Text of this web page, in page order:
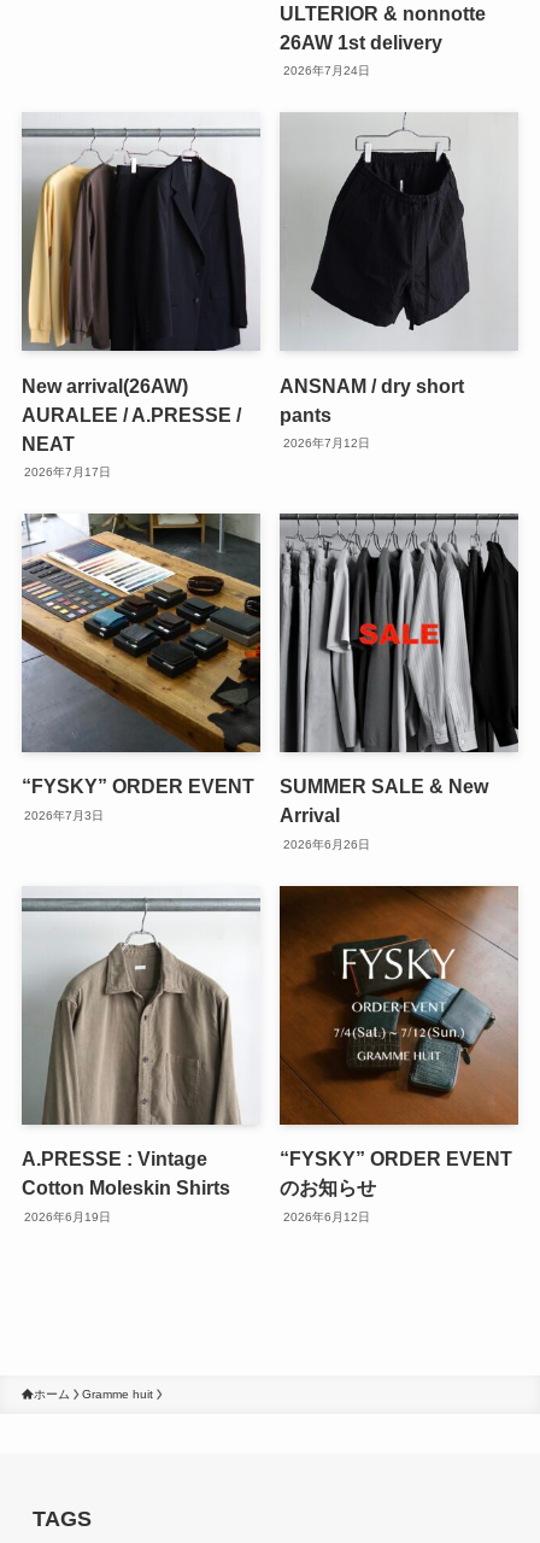
ULTERIOR & nonnotte
26AW 1st delivery
2026年7月24日
New arrival(26AW)
AURALEE / A.PRESSE /
NEAT
2026年7月17日
ANSNAM / dry short
pants
2026年7月12日
“FYSKY” ORDER EVENT
2026年7月3日
SUMMER SALE & New
Arrival
2026年6月26日
A.PRESSE : Vintage
Cotton Moleskin Shirts
2026年6月19日
“FYSKY” ORDER EVENT
のお知らせ
2026年6月12日
ホーム Gramme huit
TAGS